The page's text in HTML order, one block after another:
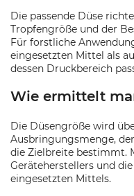
Die passende Düse
Tropfengröße und der
Für forstliche
eingesetzten Mittel als
dessen Druckbereich
Wie ermittelt
Die Düsengröße wird
Ausbringungsmenge,
die Zielbreite bestimmt.
Geräteherstellers und
eingesetzten Mittels.